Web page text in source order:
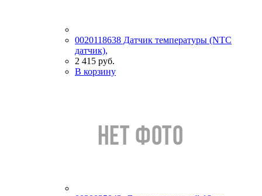
0020118638 Датчик температуры (NTC
датчик),
2 415 руб.
В корзину